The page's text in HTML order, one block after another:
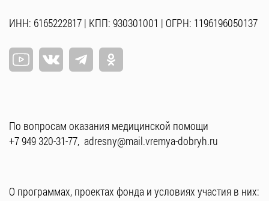
ИНН: 6165222817 | КПП: 930301001 | ОГРН: 1196196050137
По вопросам оказания медицинской помощи
+7 949 320-31-77, adresny@mail.vremya-dobryh.ru
О программах, проектах фонда и условиях участия в них: